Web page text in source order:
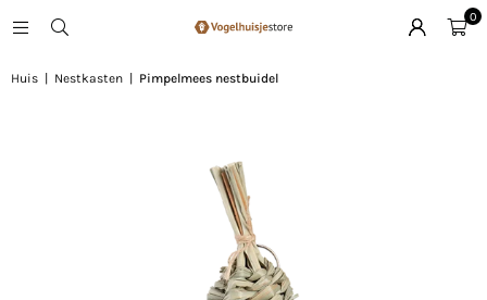
0
Huis Nestkasten Pimpelmees nestbuidel